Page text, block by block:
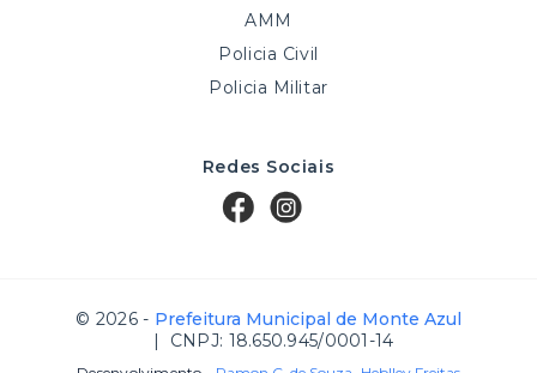
AMM
Policia Civil
Policia Militar
Redes Sociais
© 2026 - Prefeitura Municipal de Monte Azul
| CNPJ: 18.650.945/0001-14